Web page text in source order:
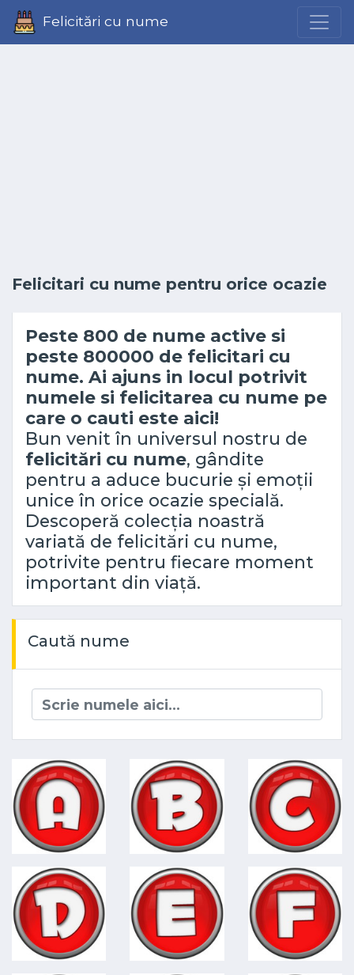
Felicitări cu nume
Felicitari cu nume pentru orice ocazie
Peste 800 de nume active si
peste 800000 de felicitari cu
nume. Ai ajuns in locul potrivit
numele si felicitarea cu nume pe
care o cauti este aici!
Bun venit în universul nostru de
felicitări cu nume, gândite
pentru a aduce bucurie și emoții
unice în orice ocazie specială.
Descoperă colecția noastră
variată de felicitări cu nume,
potrivite pentru fiecare moment
important din viață.
Caută nume